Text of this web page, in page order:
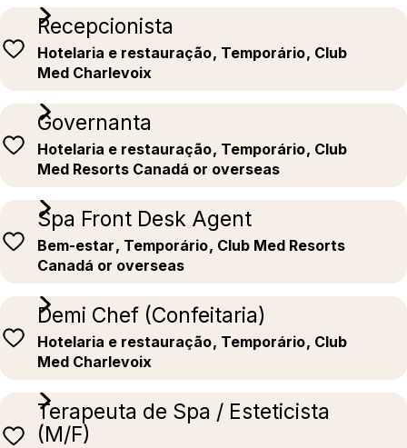
Recepcionista
Hotelaria e restauração, Temporário, Club
Med Charlevoix
Governanta
Hotelaria e restauração, Temporário, Club
Med Resorts Canadá or overseas
Spa Front Desk Agent
Bem-estar, Temporário, Club Med Resorts
Canadá or overseas
Demi Chef (Confeitaria)
Hotelaria e restauração, Temporário, Club
Med Charlevoix
Terapeuta de Spa / Esteticista
(M/F)